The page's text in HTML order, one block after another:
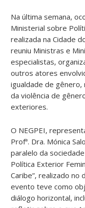
Na última semana,
Ministerial sobre
realizada na Cidade
reuniu Ministras e
especialistas,
outros atores
igualdade de gênero,
da violência de
exteriores.
O NEGPEI,
Profª. Dra. Mónica
paralelo da
Política Exterior
Caribe”, realizado no
evento teve como
diálogo horizontal,